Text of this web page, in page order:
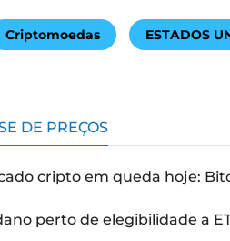
Criptomoedas ESTADOS
DE PREÇOS
cripto em queda hoje:
perto de elegibilidade a